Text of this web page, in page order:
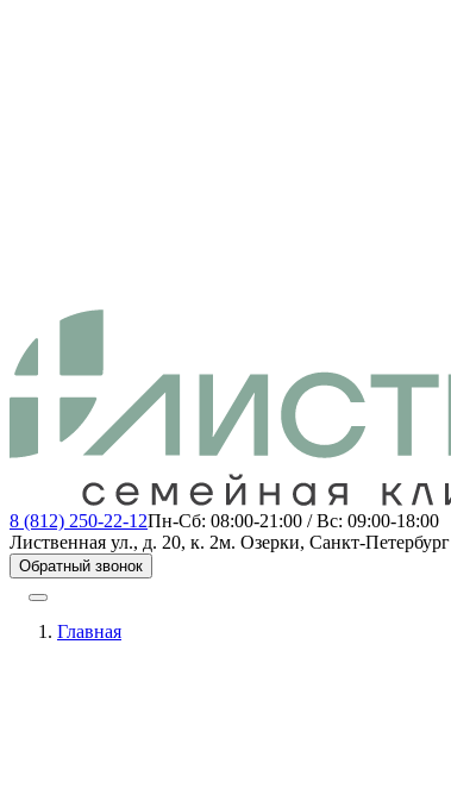
8 (812) 250-22-12Пн-Сб: 08:00-21:00 / Вс: 09:00-18:00
Лиственная ул., д. 20, к. 2м. Озерки, Санкт-Петербург
Обратный звонок
Главная